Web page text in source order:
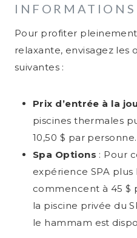
Pour profiter
relaxante, envisagez les
suivantes :
Prix d’entrée à la
piscines thermales
10,50 $ par personne.
Spa Options : Pour
expérience SPA plus
commencent à 45 $
la piscine privée du
le hammam est